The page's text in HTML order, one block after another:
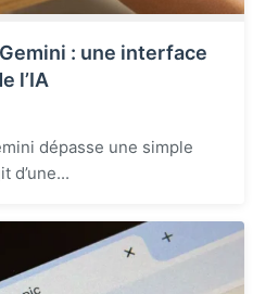
: une interface
l’IA
dépasse une simple
d’une...